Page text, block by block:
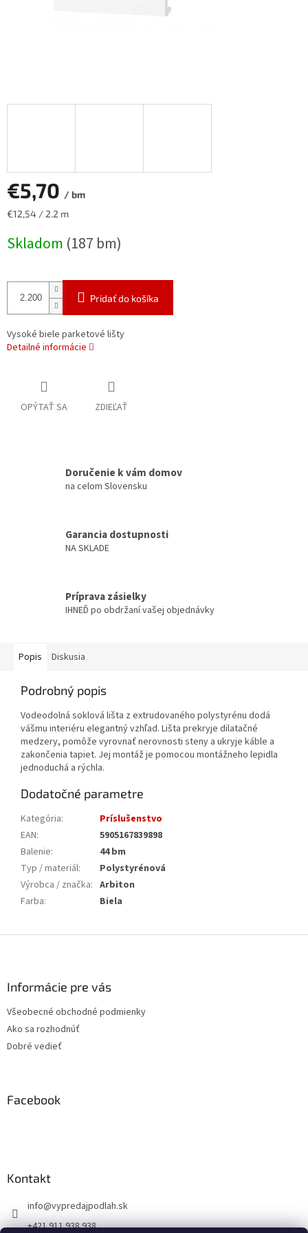
€5,70 / bm
Jednotková
€12,54 / 2.2 m
Skladom (187 bm)
Pridať do košíka
Vysoké biele parketové lišty
Detailné informácie
OPÝTAŤ SA ZDIEĽAŤ
Doručenie k vám domov
na celom Slovensku
Garancia dostupnosti
NA SKLADE
Príprava zásielky
IHNEĎ po obdržaní vašej objednávky
Popis Diskusia
Podrobný popis
Vodeodolná soklová lišta z extrudovaného polystyrénu dodá
vášmu interiéru elegantný vzhľad. Lišta prekryje dilatačné
medzery, pomôže vyrovnať nerovnosti steny a ukryje káble a
zakončenia tapiet. Jej montáž je pomocou montážneho lepidla
jednoduchá a rýchla.
Dodatočné parametre
Kategória:
Príslušenstvo
EAN:
5905167839898
Balenie:
44 bm
Typ / materiál:
Polystyrénová
Výrobca / značka: Arbiton
Farba: Biela
Informácie pre vás
Všeobecné obchodné podmienky
Ako sa rozhodnúť
Dobré vedieť
Facebook
Kontakt
info@vypredajpodlah.sk
+421 911 938 938